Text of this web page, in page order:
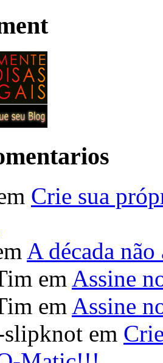
Crie sua
A década
em Assine
em Assine
em